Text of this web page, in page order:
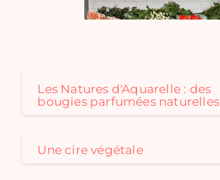
Les Natures d'Aquarelle : des
bougies parfumées naturelles
Une cire végétale